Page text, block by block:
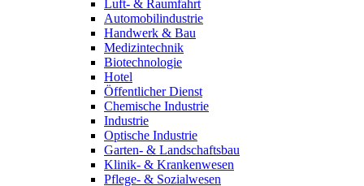
Luft- & Raumfahrt
Automobilindustrie
Handwerk & Bau
Medizintechnik
Biotechnologie
Hotel
Öffentlicher Dienst
Chemische Industrie
Industrie
Optische Industrie
Garten- & Landschaftsbau
Klinik- & Krankenwesen
Pflege- & Sozialwesen